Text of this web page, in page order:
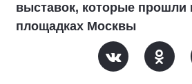
выставок, которые прошли
площадках Москвы